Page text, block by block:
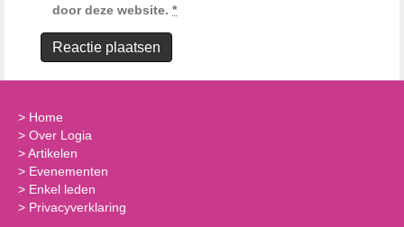
door deze website. *
> Home
> Over Logia
>Artikelen
> Evenementen
> Enkel leden
> Privacyverklaring